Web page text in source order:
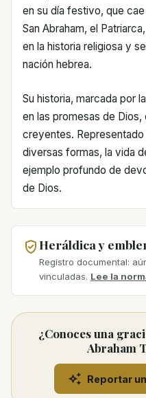
en su día festivo, que
San Abraham, el
en la historia religiosa y
nación hebrea.
Su historia, marcada por
en las promesas de Dios,
creyentes.
diversas formas, la vida
ejemplo profundo de
de Dios.
Heráldica y
Registro documental:
vinculadas. Lee la
¿Conoces una
Abraham
Reportar